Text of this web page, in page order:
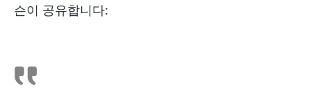
슨이 공유합니다: